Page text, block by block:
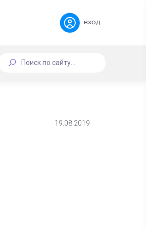
вход
19.08.2019